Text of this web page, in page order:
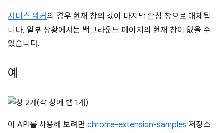
서비스 워커 의 경우 현재 창의 값이 마지막 활성 창으로 대체됩
니다. 일부 상황에서는 백그라운드 페이지의 현재 창이 없을 수
있습니다.
예
이 API를 사용해 보려면 chrome-extension-samples 저장소